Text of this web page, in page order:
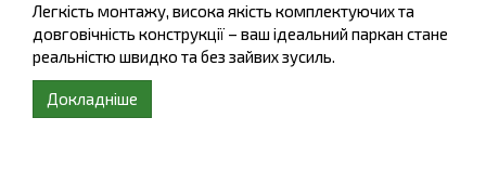
Легкість монтажу, висока якість комплектуючих та
довговічність конструкції – ваш ідеальний паркан стане
реальністю швидко та без зайвих зусиль.
Докладніше